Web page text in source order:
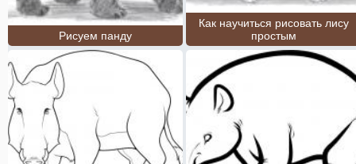
Рисуем панду
Как научиться рисовать лису
простым